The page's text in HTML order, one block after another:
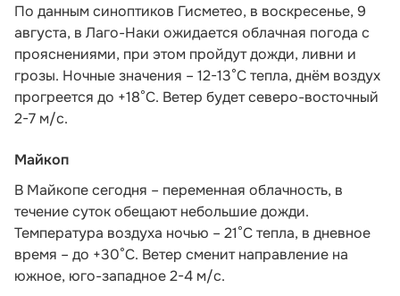
По данным синоптиков Гисметео, в воскресенье, 9
августа, в Лаго-Наки ожидается облачная погода с
прояснениями, при этом пройдут дожди, ливни и
грозы. Ночные значения – 12-13°С тепла, днём воздух
прогреется до +18°С. Ветер будет северо-восточный
2-7 м/с.
Майкоп
В Майкопе сегодня – переменная облачность, в
течение суток обещают небольшие дожди.
Температура воздуха ночью – 21°С тепла, в дневное
время – до +30°С. Ветер сменит направление на
южное, юго-западное 2-4 м/с.